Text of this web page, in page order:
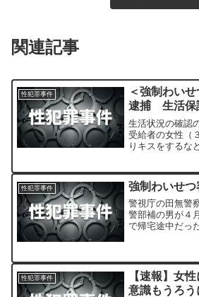
関連記事
性犯罪事件
＜強制わい
逮捕 生活保
生活状況の確認
受給者の女性（
りキスをするな
（４５）を強制
た。
性犯罪事件 強制わいせ
警視庁の田無警
警部補の男が４
で帰宅途中だっ
性犯罪事件
【速報】女
意識もうろ